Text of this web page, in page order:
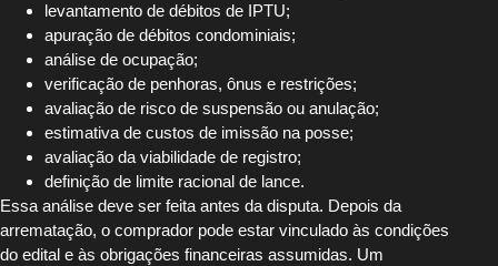
levantamento de débitos de IPTU;
apuração de débitos condominiais;
análise de ocupação;
verificação de penhoras, ônus e restrições;
avaliação de risco de suspensão ou anulação;
estimativa de custos de imissão na posse;
avaliação da viabilidade de registro;
definição de limite racional de lance.
Essa análise deve ser feita antes da disputa. Depois da
arrematação, o comprador pode estar vinculado às condições
do edital e às obrigações financeiras assumidas. Um